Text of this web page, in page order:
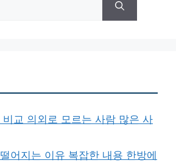
교 의외로 모르는 사람 많은 사
어지는 이유 복잡한 내용 한방에